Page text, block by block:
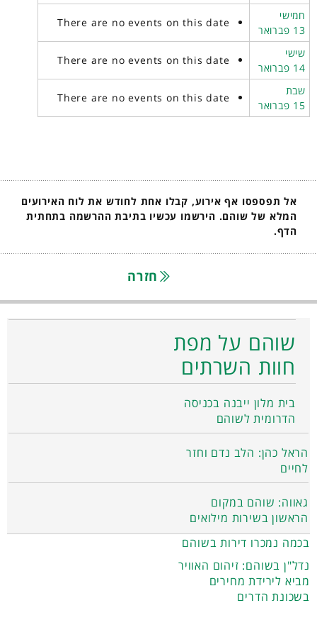
חמישי
13 פברואר
There are no events on this date
שישי
14 פברואר
There are no events on this date
שבת
15 פברואר
There are no events on this date
אל תפספסו אף אירוע, קבלו אחת לחודש את לוח האירועים
המלא של שוהם. הירשמו עכשיו בתיבת ההרשמה בתחתית
הדף.
חזרה
שוהם על מפת
חוות השרתים
בית מלון ייבנה בכניסה
הדרומית לשוהם
הראל כהן: הלב נדם וחזר
לחיים
גאווה: שוהם במקום
הראשון בשירות מילואים
בכמה נמכרו דירות בשוהם
נדל"ן בשוהם: זיהום האוויר
מביא לירידת מחירים
בשכונת הדרים